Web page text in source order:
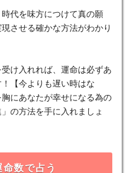
代を味方につけて真の願
させる確かな方法がわかり
け入れれば、運命は必ずあ
【今よりも遅い時はな
にあなたが幸せになる為の
」の方法を手に入れましょ
命数で占う